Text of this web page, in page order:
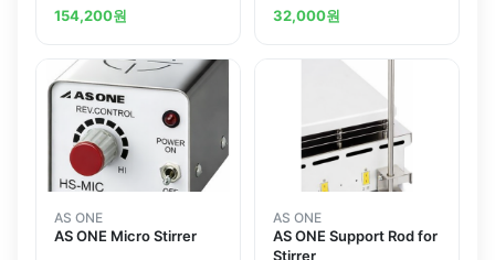
154,200원
32,000원
AS ONE
AS ONE Micro Stirrer
AS ONE
AS ONE Support Rod for
Stirrer